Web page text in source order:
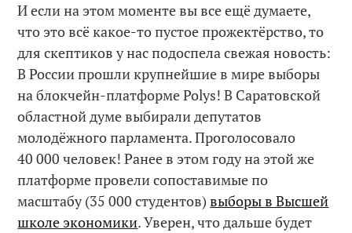
И если на этом моменте вы все ещё думаете,
что это всё какое-то пустое прожектёрство, то
для скептиков у нас подоспела свежая новость:
В России прошли крупнейшие в мире выборы
на блокчейн-платформе Polys! В Саратовской
областной думе выбирали депутатов
молодёжного парламента. Проголосовало
40 000 человек! Ранее в этом году на этой же
платформе провели сопоставимые по
масштабу (35 000 студентов)выборы в Высшей
школе экономики. Уверен, что дальше будет